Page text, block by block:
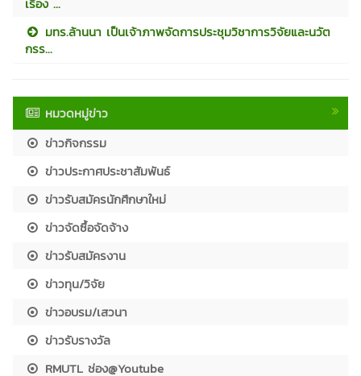
มทร.ล้านนา เป็นเจ้าภาพจัดการประชุมวิชาการวิจัยและนวัต
กรร...
หมวดหมู่ข่าว
ข่าวกิจกรรม
ข่าวประกาศประชาสัมพันธ์
ข่าวรับสมัครนักศึกษาใหม่
ข่าวจัดซื้อจัดจ้าง
ข่าวรับสมัครงาน
ข่าวทุน/วิจัย
ข่าวอบรม/เสวนา
ข่าวรับรางวัล
RMUTL ช่อง@Youtube